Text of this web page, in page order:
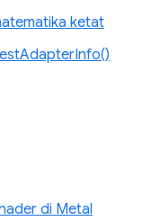
ketat
di Metal